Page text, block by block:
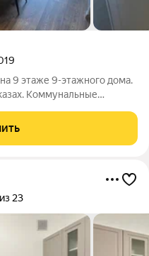
9 этаже 9-этажного дома.
Коммунальные
можно с детьми, без
23